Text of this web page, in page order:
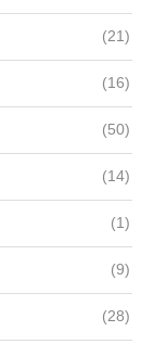
(21)
(16)
(50)
(14)
(1)
(9)
(28)